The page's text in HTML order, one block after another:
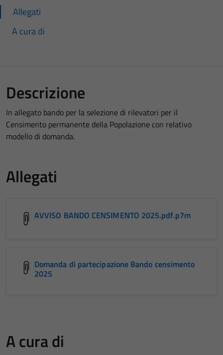
Allegati
A cura di
Descrizione
In allegato bando per la selezione di rilevatori per il
Censimento permanente della Popolazione con relativo
modello di domanda.
Allegati
AVVISO BANDO CENSIMENTO 2025.pdf.p7m
Domanda di partecipazione Bando censimento
2025
A cura di